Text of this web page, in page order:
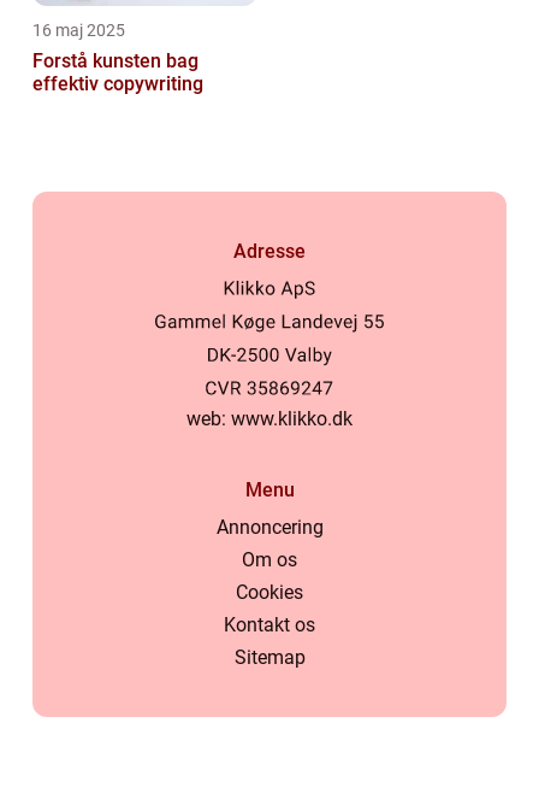
16 maj 2025
Forstå kunsten bag
effektiv copywriting
Adresse
web: www.klikko.dk
Menu
Annoncering
Om os
Cookies
Kontakt os
Sitemap